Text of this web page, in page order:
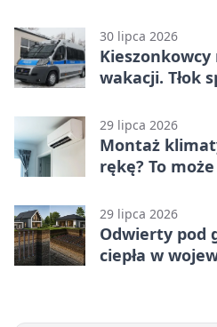
30 lipca 2026
wakacji. Tłok
29 lipca 2026
Montaż
rękę? To
29 lipca 2026
Odwierty pod
ciepła w